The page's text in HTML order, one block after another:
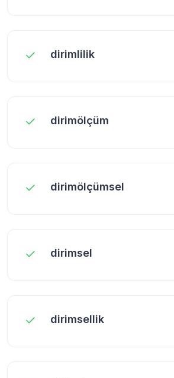
dirimlilik
dirimölçüm
dirimölçümsel
dirimsel
dirimsellik